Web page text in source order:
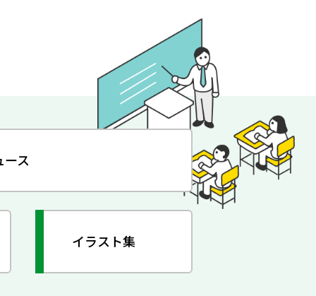
ース
イラスト集